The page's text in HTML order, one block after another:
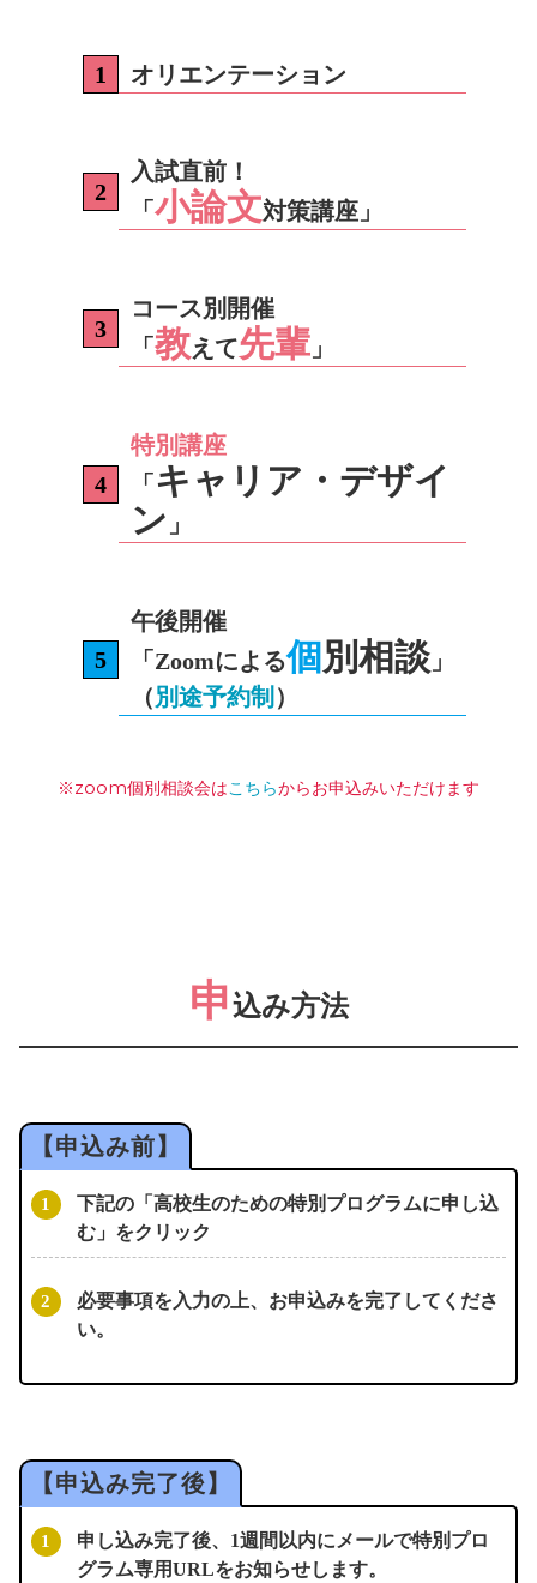
オリエンテーション
入試直前！
「 小論文対策講座 」
コース別開催
「 教えて先輩 」
特別講座
「 キャリア・デザイ
ン 」
午後開催
「Zoomによる個 別相談 」
（別途予約制 ）
※zoom個別相談会はこちらからお申込みいただけます
申込み方法
下記の「高校生のための特別プログラムに申し込
む」をクリック
必要事項を入力の上、お申込みを完了してくださ
い。
申し込み完了後、1週間以内にメールで特別プロ
グラム専用URLをお知らせします。